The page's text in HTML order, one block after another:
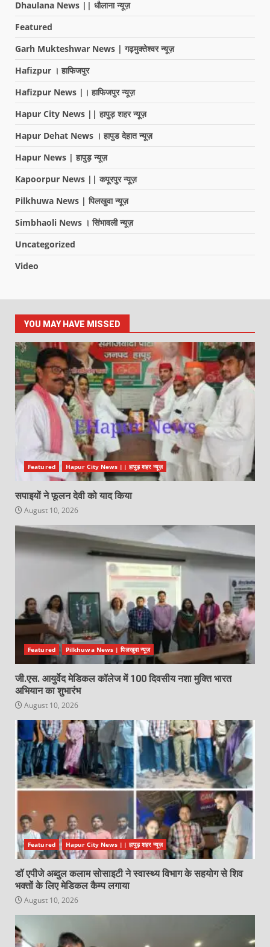
Dhaulana News || धौलाना न्यूज़
Featured
Garh Mukteshwar News | गढ़मुक्तेश्वर न्यूज़
Hafizpur । हाफिजपुर
Hafizpur News |। हाफिजपुर न्यूज़
Hapur City News || हापुड़ शहर न्यूज़
Hapur Dehat News । हापुड देहात न्यूज़
Hapur News | हापुड़ न्यूज़
Kapoorpur News || कपूरपुर न्यूज़
Pilkhuwa News | पिलखुवा न्यूज़
Simbhaoli News । सिंभावली न्यूज़
Uncategorized
Video
YOU MAY HAVE MISSED
Featured Hapur City News || हापुड़ शहर न्यूज़
सपाइयों ने फूलन देवी को याद किया
August 10, 2026
Featured Pilkhuwa News | पिलखुवा न्यूज़
जी.एस. आयुर्वेद मेडिकल कॉलेज में 100 दिवसीय नशा मुक्ति भारत
अभियान का शुभारंभ
August 10, 2026
Featured Hapur City News || हापुड़ शहर न्यूज़
डॉ एपीजे अब्दुल कलाम सोसाइटी ने स्वास्थ्य विभाग के सहयोग से शिव
भक्तों के लिए मेडिकल कैम्प लगाया
August 10, 2026